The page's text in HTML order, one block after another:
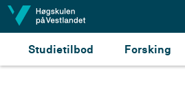
Hopp til innhald
Studietilbod Forsking